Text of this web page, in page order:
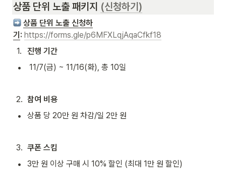
상품 단위 노출 패키지 (신청하기)
상품 단위 노출 신청하
기 : https://forms.gle/p6MFXLqjAqaCfkf18
1. 진행 기간
• 11/7(금) ~ 11/16(화), 총 10일
2. 참여 비용
• 상품 당 20만 원 차감/일 2만 원
3. 쿠폰 스킴
• 3만 원 이상 구매 시 10% 할인 (최대 1만 원 할인)